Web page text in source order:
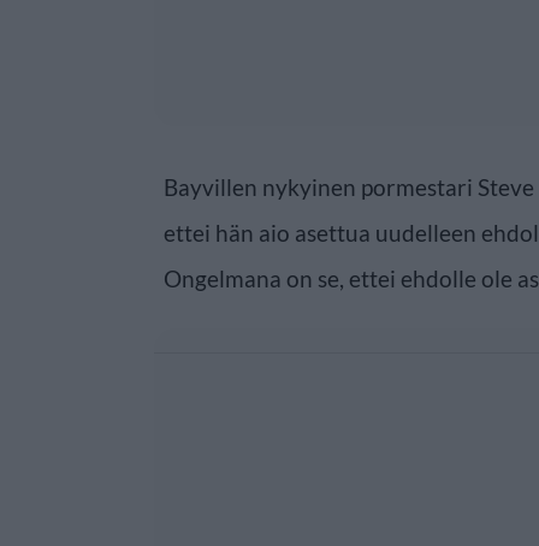
Bayvillen nykyinen pormestari
ettei hän aio asettua uudelleen
Ongelmana on se, ettei ehdolle ole